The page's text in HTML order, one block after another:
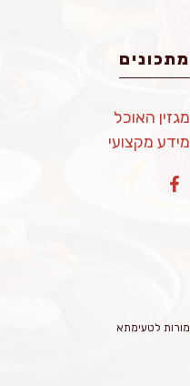
מתכונים
מגזין האוכל
מידע מקצועי